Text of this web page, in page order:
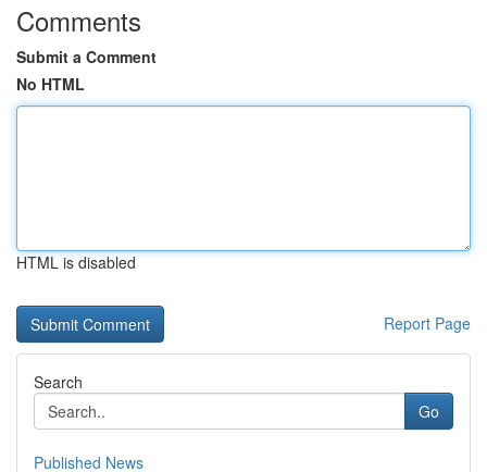
Comments
Submit a Comment
No HTML
HTML is disabled
Report Page
Search
Go
Published News